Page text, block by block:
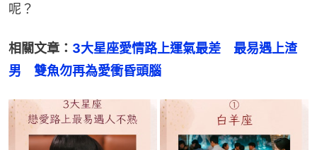
呢？
相關文章： 3大星座愛情路上運氣最差　最易遇上渣
男　雙魚勿再為愛衝昏頭腦